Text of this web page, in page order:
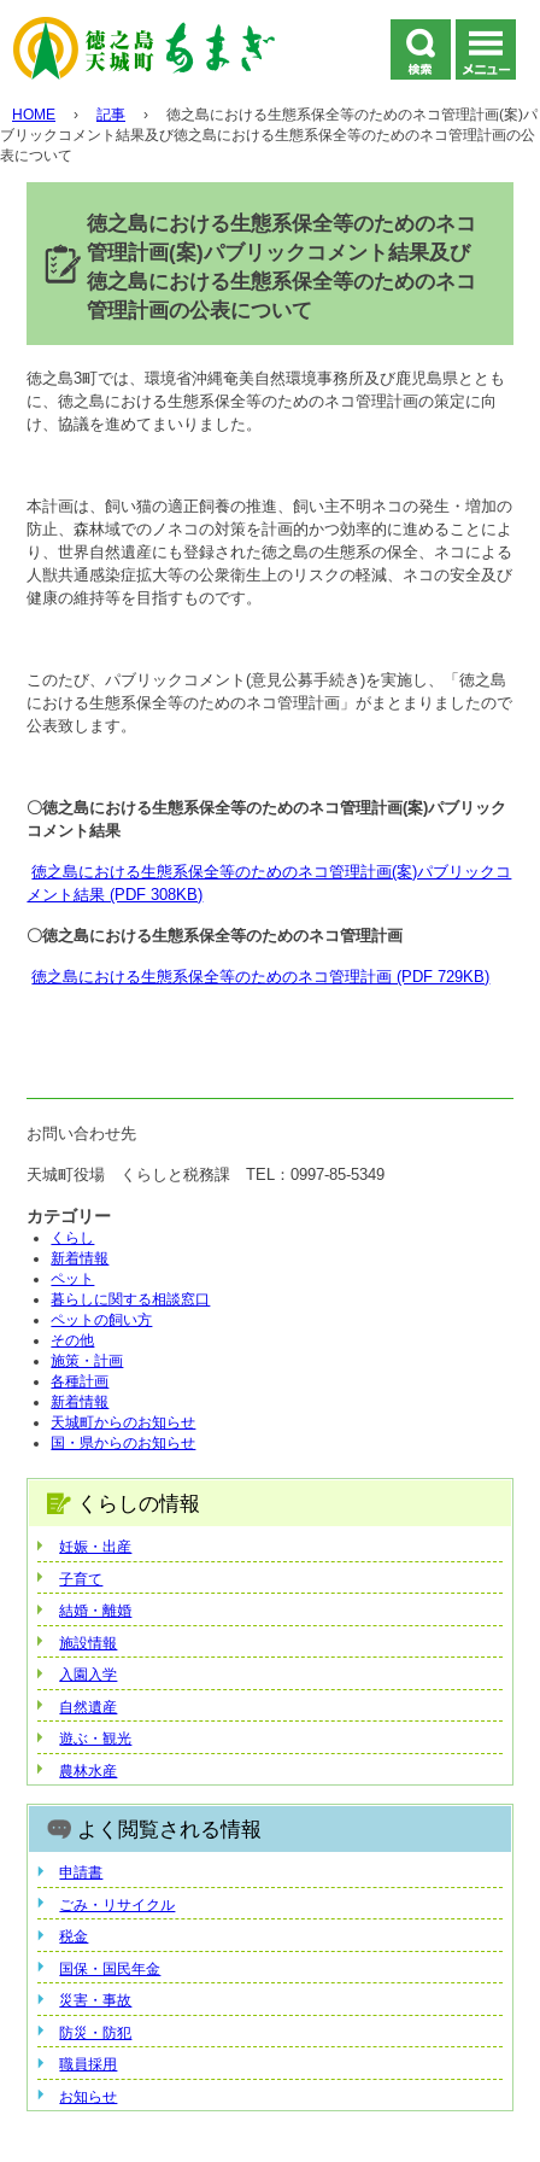
HOME › 記事 ›
徳之島における生態系保全等のためのネコ管理計画(案)パ
ブリックコメント結果及び徳之島における生態系保全等のためのネコ管理計画の公
表について
徳之島における生態系保全等のためのネコ
管理計画(案)パブリックコメント結果及び
徳之島における生態系保全等のためのネコ
管理計画の公表について
徳之島3町では、環境省沖縄奄美自然環境事務所及び鹿児島県ととも
に、徳之島における生態系保全等のためのネコ管理計画の策定に向
け、協議を進めてまいりました。
本計画は、飼い猫の適正飼養の推進、飼い主不明ネコの発生・増加の
防止、森林域でのノネコの対策を計画的かつ効率的に進めることによ
り、世界自然遺産にも登録された徳之島の生態系の保全、ネコによる
人獣共通感染症拡大等の公衆衛生上のリスクの軽減、ネコの安全及び
健康の維持等を目指すものです。
このたび、パブリックコメント(意見公募手続き)を実施し、「徳之島
における生態系保全等のためのネコ管理計画」がまとまりましたので
公表致します。
〇徳之島における生態系保全等のためのネコ管理計画(案)パブリック
コメント結果
徳之島における生態系保全等のためのネコ管理計画(案)パブリックコ
メント結果 (PDF 308KB)
〇徳之島における生態系保全等のためのネコ管理計画
徳之島における生態系保全等のためのネコ管理計画 (PDF 729KB)
お問い合わせ先
天城町役場 くらしと税務課 TEL：0997-85-5349
カテゴリー
くらし
新着情報
ペット
暮らしに関する相談窓口
ペットの飼い方
その他
施策・計画
各種計画
新着情報
天城町からのお知らせ
国・県からのお知らせ
くらしの情報
妊娠・出産
子育て
結婚・離婚
施設情報
入園入学
自然遺産
遊ぶ・観光
農林水産
よく閲覧される情報
申請書
ごみ・リサイクル
税金
国保・国民年金
災害・事故
防災・防犯
職員採用
お知らせ